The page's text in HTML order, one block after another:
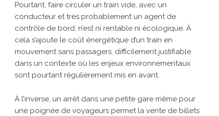
Pourtant, faire circuler un train vide, avec un
conducteur et très probablement un agent de
contrôle de bord, n’est ni rentable ni écologique. À
cela s’ajoute le coût énergétique d’un train en
mouvement sans passagers, difficilement justifiable
dans un contexte où les enjeux environnementaux
sont pourtant régulièrement mis en avant.
À l’inverse, un arrêt dans une petite gare même pour
une poignée de voyageurs permet la vente de billets